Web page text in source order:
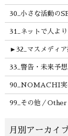
30_小さな活動の
31_ネットで人よ
► 32_マスメディ
33_警告・未来予想
90_NOMACHI実
99_その他／Other